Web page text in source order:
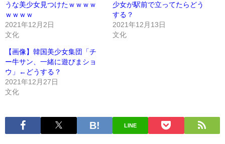
うな美少女見つけたｗｗｗｗ
ｗｗｗｗ
2021年12月2日
文化
少女が駅前で立ってたらどう
する？
2021年12月13日
文化
【画像】韓国美少女集団「チ
ー牛サン、一緒に遊びまショ
ウ」←どうする？
2021年12月27日
文化
LINE